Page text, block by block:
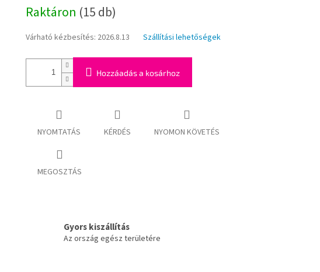
Raktáron (15 db)
Várható kézbesítés: 2026.8.13 Szállítási lehetőségek
Hozzáadás a kosárhoz
NYOMTATÁS KÉRDÉS NYOMON KÖVETÉS
MEGOSZTÁS
Gyors kiszállítás
Az ország egész területére